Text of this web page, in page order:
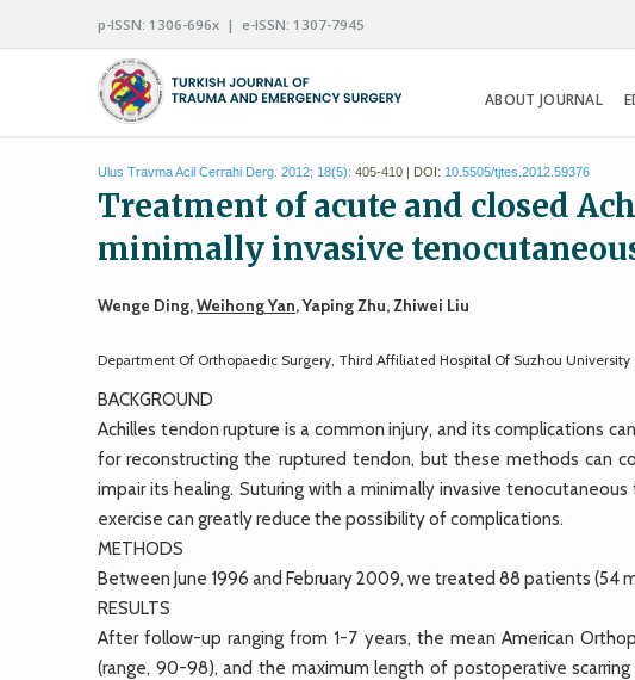
p-ISSN: 1306-696x | e-ISSN: 1307-7945
ABOUT JOURNAL
Ulus Travma Acil Cerrahi Derg. 2012; 18(5): 405-410 | DOI: 10.5505/tjtes.2012.59376
Treatment of acute and closed
minimally invasive
Wenge Ding,Weihong Yan, Yaping Zhu, Zhiwei Liu
Department Of Orthopaedic Surgery, Third Affiliated Hospital Of Suzhou University
BACKGROUND
Achilles tendon rupture is a common injury, and its complications
for reconstructing the ruptured tendon, but these methods can
impair its healing. Suturing with a minimally invasive
exercise can greatly reduce the possibility of complications.
METHODS
Between June 1996 and February 2009, we treated 88 patients (54
RESULTS
After follow-up ranging from 1-7 years, the mean American
(range, 90-98), and the maximum length of postoperative